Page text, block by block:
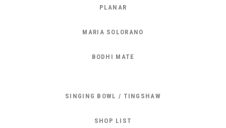
PLANAR
MARIA SOLORANO
BODHI MATE
SINGING BOWL / TINGSHAW
SHOP LIST